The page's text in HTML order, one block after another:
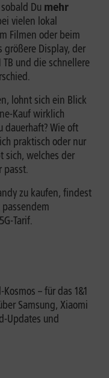
Du mehr
vielen lokal
Filmen oder beim
größere Display, der
TB und die schnellere
lohnt sich ein Blick
Kauf wirklich
dauerhaft? Wie oft
praktisch oder nur
sich, welches der
passt.
zu kaufen, findest
Tarif.
– für das 1&1
Samsung, Xiaomi
Updates und